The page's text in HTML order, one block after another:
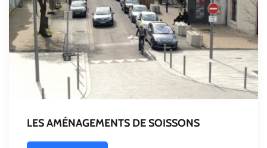
LES AMÉNAGEMENTS DE SOISSONS